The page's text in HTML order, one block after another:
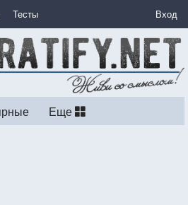
Тесты Вход
Еще